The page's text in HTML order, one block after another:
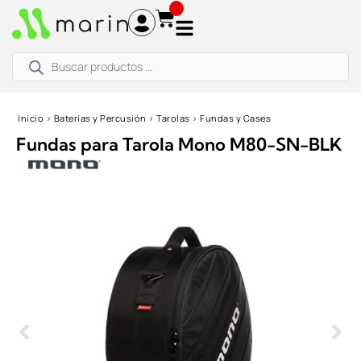
productos
Inicio › Baterías y Percusión › Tarolas › Fundas y Cases
Fundas para Tarola Mono M80-SN-BLK